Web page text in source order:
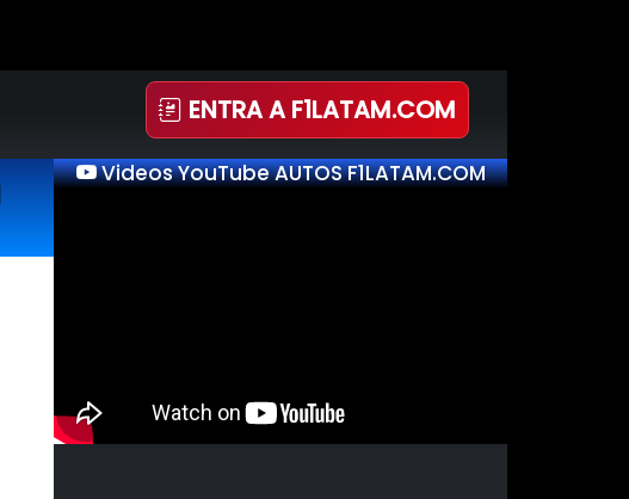
ENTRA A F1LATAM.COM
Videos YouTube AUTOS F1LATAM.COM